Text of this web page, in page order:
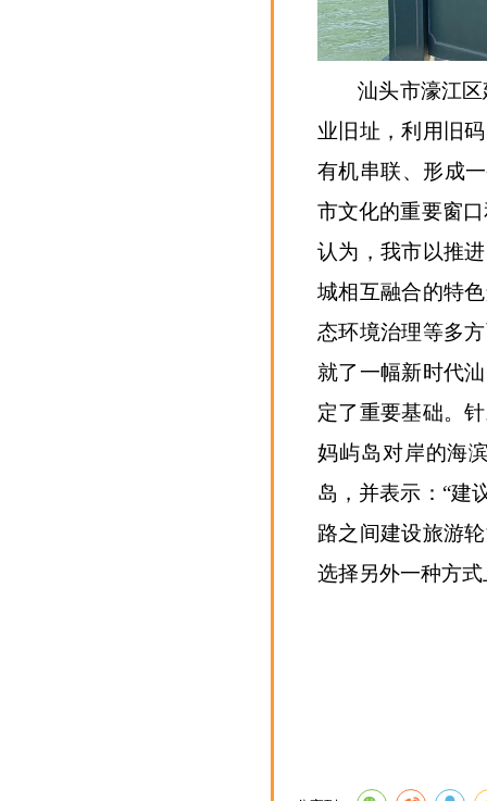
汕头市濠江
业旧址，利用旧
有机串联、形成
市文化的重要窗
认为，我市以推
城相互融合的特
态环境治理等多
就了一幅新时代
定了重要基础。
妈屿岛对岸的海
岛，并表示：“建
路之间建设旅游
选择另外一种方